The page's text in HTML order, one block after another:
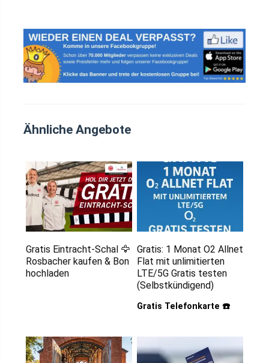
Ähnliche Angebote
Gratis Eintracht-Schal 🦅
Rosbacher kaufen & Bon
hochladen
Gratis: 1 Monat O2 Allnet
Flat mit unlimitierten
LTE/5G Gratis testen
(Selbstkündigend)
Gratis Telefonkarte ☎️